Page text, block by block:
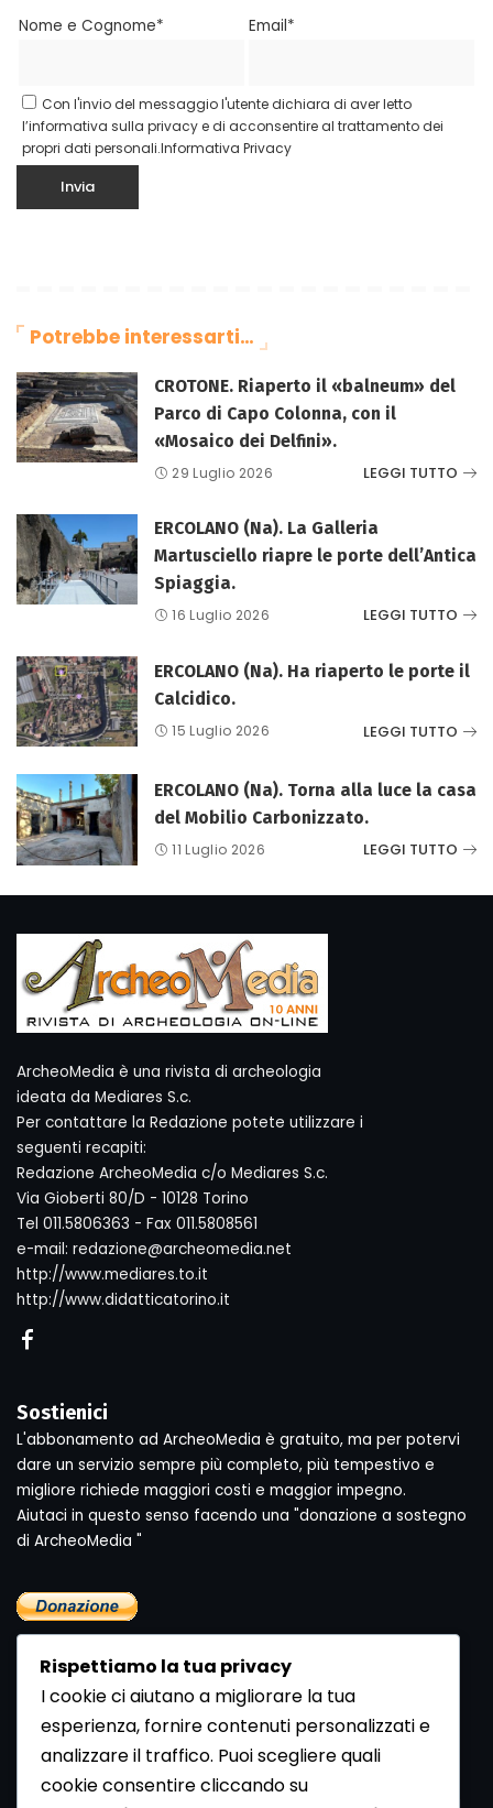
Nome e Cognome* Email*
Con l'invio del messaggio l'utente dichiara di aver letto
l’informativa sulla privacy e di acconsentire al trattamento dei
propri dati personali.Informativa Privacy
Potrebbe interessarti…
CROTONE. Riaperto il «balneum» del
Parco di Capo Colonna, con il
«Mosaico dei Delfini».
29 Luglio 2026 LEGGI TUTTO
ERCOLANO (Na). La Galleria
Martusciello riapre le porte dell’Antica
Spiaggia.
16 Luglio 2026 LEGGI TUTTO
ERCOLANO (Na). Ha riaperto le porte il
Calcidico.
15 Luglio 2026 LEGGI TUTTO
ERCOLANO (Na). Torna alla luce la casa
del Mobilio Carbonizzato.
11 Luglio 2026 LEGGI TUTTO
ArcheoMedia è una rivista di archeologia
ideata da Mediares S.c.
Per contattare la Redazione potete utilizzare i
seguenti recapiti:
Redazione ArcheoMedia c/o Mediares S.c.
Via Gioberti 80/D - 10128 Torino
Tel 011.5806363 - Fax 011.5808561
e-mail: redazione@archeomedia.net
http://www.mediares.to.it
http://www.didatticatorino.it
Sostienici
L'abbonamento ad ArcheoMedia è gratuito, ma per potervi
dare un servizio sempre più completo, più tempestivo e
migliore richiede maggiori costi e maggior impegno.
Aiutaci in questo senso facendo una "donazione a sostegno
di ArcheoMedia "
Newsletter
Se vuoi ricevere la Rivista gratuita di archeologia realizzata
Rispettiamo la tua privacy
I cookie ci aiutano a migliorare la tua
esperienza, fornire contenuti personalizzati e
analizzare il traffico. Puoi scegliere quali
cookie consentire cliccando su